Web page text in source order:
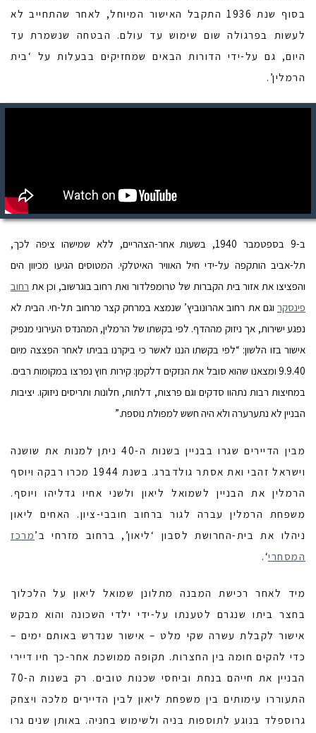
בסוף שנת 1936 התקבל האישור המיוחל, לאחר שהתחייב לא
לעשות בפרגולה שום שימוש עד עולם. הבטחה שנשמרת עד
היום, גם על-ידי הדורות הבאים שמחזיקים בבעלות על ‘בית
הרמלין’.
ב-9 בספטמבר 1940, בשעות אחר-הצהריים, ללא שמישהו ציפה לכך,
תל-אביב הותקפה על-ידי חיל האוויר האיטלקי. המטוסים הגיעו מכיוון הים
והפציצו את אזור בית הקברות של טרומפלדור ואת רחוב בוגרשוב, וכן את רחוב
פינסקר וגם את רחוב אהרונוביץ’ שנמצא במרחק קצר מרחוב תל-חי. הבית לא
נפגע ישירות, אך ניזוק מההדף. לפי בקשתו של הרמלין, המהנדס העירוני מנפיק
אישור בזו הלשון: “לפי בקשתו הננו לאשר כי ביקרנו בביתו לאחר הפצצה מיום
9.9.40 ומצאנו שהוא סובל את הנזקים דלקמן: קירות חוץ נפרצו במקומות רבים.
במחיצות רבות נתהוו סדקים וגם פרצות, דלתות, חלונות ותריסים ניזוקו. יציבות
הבניין לא נתערערה ולא היה חשש למפולת נוספת.”
מבין הדיירים שגרו בבניין בשנות ה-40 ניתן למנות את שושנה
וישראל זהבי ואת אסתר גולדברג. בשנת 1944 מכרו רבקה ויוסף
הרמלין את הבניין לשמואל ליאון ולשני אחיו גדליהו ויוסף.
משפחת הרמלין עברה לגור ברחוב חובבי-ציון. האחים ליאון
ניהלו את בית-החרושת לסבון ‘ליאון’, ברחוב מזרחי ב’מרכז
המסחרי‘.
מיד לאחר רכישת המבנה מתלונן שמואל ליאון על הלכלוך
בחצר ביתו שנגרם לטענתו על-ידי ילדי השכונה והוא מבקש
אישור לקבלת עשרה שקי מלט – אישור שנדרש באותם ימים –
כדי להקים חומה בין החצרות. תקופה ממושכת אחר-כך חיו דיירי
הבניין את חייהם בנחת וביחסי שכנות טובים. רק בשנות ה-70
התעוררו עימותים בין משפחת ליאון לבין הדיירים מלכה ויצחק
גרוספלד בנוגע לתוספות בניה ולשימוש בחניה. באותן שנים גרו